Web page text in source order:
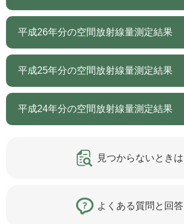
平成26年分の空間放射線量測定結果
平成25年分の空間放射線量測定結果
平成24年分の空間放射線量測定結果
見つからないときは
よくある質問と回答